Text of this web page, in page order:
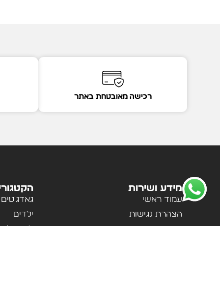
רכישה מאובטחת באתר
מידע ושירות
עמוד ראשי
הצהרת נגישות
מדיניות פרטיות
גאדג'טים
ילדים
לבית